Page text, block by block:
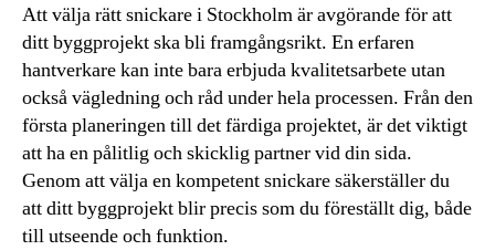
Att välja rätt snickare i Stockholm är avgörande för att
ditt byggprojekt ska bli framgångsrikt. En erfaren
hantverkare kan inte bara erbjuda kvalitetsarbete utan
också vägledning och råd under hela processen. Från den
första planeringen till det färdiga projektet, är det viktigt
att ha en pålitlig och skicklig partner vid din sida.
Genom att välja en kompetent snickare säkerställer du
att ditt byggprojekt blir precis som du föreställt dig, både
till utseende och funktion.